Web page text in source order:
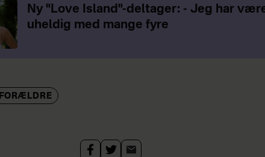
Ny "Love Island"-deltager: - Jeg har
uheldig med mange fyre
FORÆLDRE